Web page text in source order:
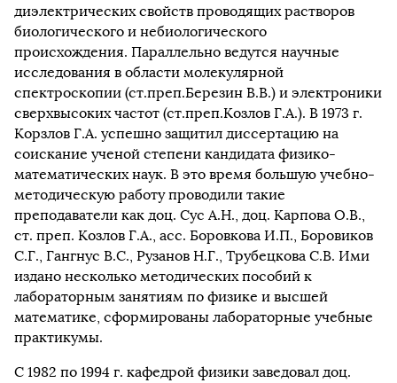
диэлектрических свойств проводящих растворов
биологического и небиологического
происхождения. Параллельно ведутся научные
исследования в области молекулярной
спектроскопии (ст.преп.Березин В.В.) и электроники
сверхвысоких частот (ст.преп.Козлов Г.А.). В 1973 г.
Корзлов Г.А. успешно защитил диссертацию на
соискание ученой степени кандидата физико-
математических наук. В это время большую учебно-
методическую работу проводили такие
преподаватели как доц. Сус А.Н., доц. Карпова О.В.,
ст. преп. Козлов Г.А., асс. Боровкова И.П., Боровиков
С.Г., Гангнус В.С., Рузанов Н.Г., Трубецкова С.В. Ими
издано несколько методических пособий к
лабораторным занятиям по физике и высшей
математике, сформированы лабораторные учебные
практикумы.
С 1982 по 1994 г. кафедрой физики заведовал доц.